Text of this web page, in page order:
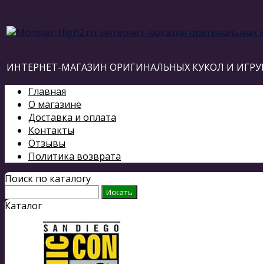
ИНТЕРНЕТ-МАГАЗИН ОРИГИНАЛЬНЫХ КУКОЛ И
Главная
О магазине
Доставка и оплата
Контакты
Отзывы
Политика возврата
Поиск по каталогу
Каталог